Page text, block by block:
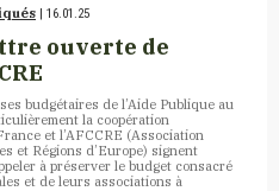
| 16.01.25
ouverte de
budgétaires de l’Aide Publique au
la coopération
et l’AFCCRE (Association
et Régions d’Europe) signent
à préserver le budget consacré
et de leurs associations à